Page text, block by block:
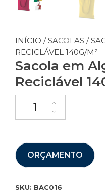
INÍCIO /SACOLAS /
RECICLÁVEL 140G/M²
Sacola em
Reciclável
ORÇAMENTO
SKU: BAC016